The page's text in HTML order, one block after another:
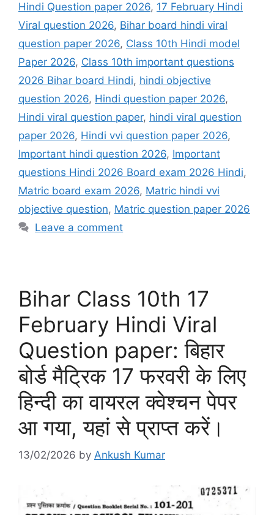
Hindi Question paper 2026, 17 February Hindi
Viral question 2026, Bihar board hindi viral
question paper 2026, Class 10th Hindi model
Paper 2026, Class 10th important questions
2026 Bihar board Hindi, hindi objective
question 2026, Hindi question paper 2026,
Hindi viral question paper, hindi viral question
paper 2026, Hindi vvi question paper 2026,
Important hindi question 2026, Important
questions Hindi 2026 Board exam 2026 Hindi,
Matric board exam 2026, Matric hindi vvi
objective question, Matric question paper 2026
Leave a comment
Bihar Class 10th 17
February Hindi Viral
Question paper: बिहार
बोर्ड मैट्रिक 17 फरवरी के लिए
हिन्दी का वायरल क्वेश्चन पेपर
आ गया, यहां से प्राप्त करें।
13/02/2026 by Ankush Kumar